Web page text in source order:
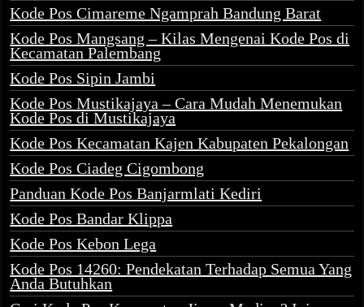
Kode Pos Cimareme Ngamprah Bandung Barat
Kode Pos Mangsang – Kilas Mengenai Kode Pos di
Kecamatan Palembang
Kode Pos Sipin Jambi
Kode Pos Mustikajaya – Cara Mudah Menemukan
Kode Pos di Mustikajaya
Kode Pos Kecamatan Kajen Kabupaten Pekalongan
Kode Pos Ciadeg Cigombong
Panduan Kode Pos Banjarmlati Kediri
Kode Pos Bandar Klippa
Kode Pos Kebon Lega
Kode Pos 14260: Pendekatan Terhadap Semua Yang
Anda Butuhkan